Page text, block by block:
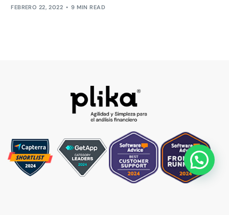
FEBRERO 22, 2022 9 MIN READ
Ver Demo